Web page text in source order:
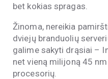
bet kokias spragas.
Žinoma, nereikia
dviejų branduolių
galime sakyti drąsiai –
net vieną milijoną 45
procesorių.